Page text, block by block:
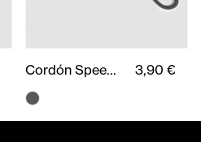
Cordón Speed Runner 3,90 €